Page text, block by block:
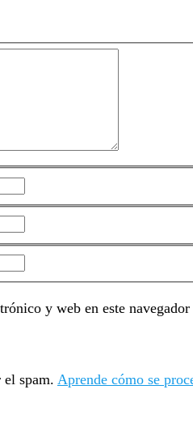
y web en este
spam. Aprende cómo se